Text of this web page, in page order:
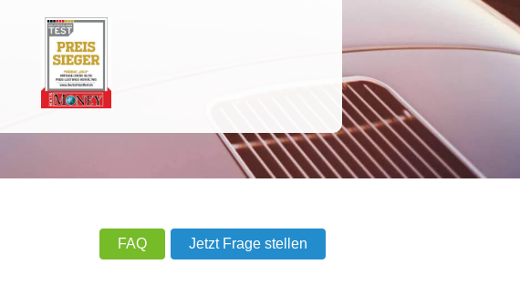
FAQ Jetzt Frage stellen